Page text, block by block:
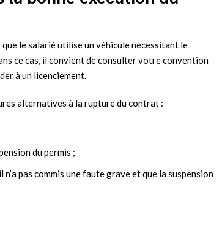
le salarié utilise un véhicule nécessitant le
ce cas, il convient de consulter votre convention
à un licenciement.
alternatives à la rupture du contrat :
du permis ;
pas commis une faute grave et que la suspension